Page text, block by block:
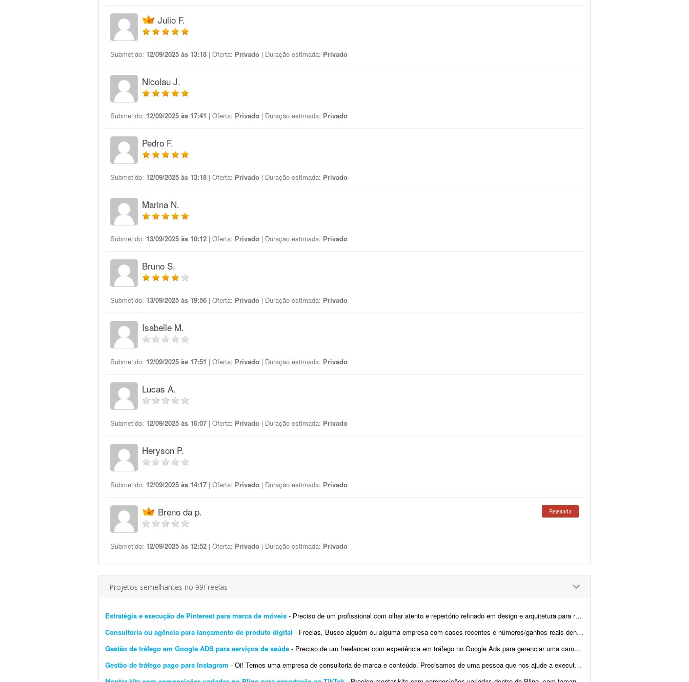
Julio F.
Submetido: 12/09/2025 às 13:18 | Oferta: Privado | Duração estimada: Privado
Nicolau J.
Submetido: 12/09/2025 às 17:41 | Oferta: Privado | Duração estimada: Privado
Pedro F.
Submetido: 12/09/2025 às 13:18 | Oferta: Privado | Duração estimada: Privado
Marina N.
Submetido: 13/09/2025 às 10:12 | Oferta: Privado | Duração estimada: Privado
Bruno S.
Submetido: 13/09/2025 às 19:56 | Oferta: Privado | Duração estimada: Privado
Isabelle M.
Submetido: 12/09/2025 às 17:51 | Oferta: Privado | Duração estimada: Privado
Lucas A.
Submetido: 12/09/2025 às 16:07 | Oferta: Privado | Duração estimada: Privado
Heryson P.
Submetido: 12/09/2025 às 14:17 | Oferta: Privado | Duração estimada: Privado
Breno da p. Rejeitada
Submetido: 12/09/2025 às 12:52 | Oferta: Privado | Duração estimada: Privado
Projetos semelhantes no 99Freelas
Estratégia e execução de Pinterest para marca de móveis - Preciso de um profissional com olhar atento e repertório refinado em design e arquitetura para repensar e construir a estratégia do Pinterest da minha marca de móveis. O proje...
Consultoria ou agência para lançamento de produto digital - Freelas, Busco alguém ou alguma empresa com cases recentes e números/ganhos reais dentro do lançamento de produtos digitais. Informações: - tenho orçame...
Gestão de tráfego em Google ADS para serviços de saúde - Preciso de um freelancer com experiência em tráfego no Google Ads para gerenciar uma campanha local voltada a serviços de saúde. No momento o investimento em créd...
Gestão de tráfego pago para Instagram - Oi! Temos uma empresa de consultoria de marca e conteúdo. Precisamos de uma pessoa que nos ajude a executar tráfego pago no Instagram para nossos clientes. Temos todo o contexto dos ...